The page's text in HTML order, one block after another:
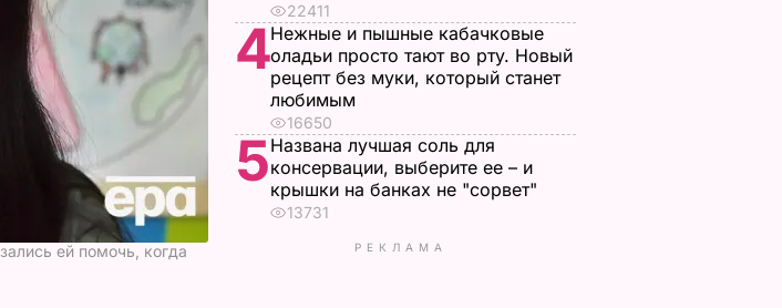
ей помочь, когда
22411
4Нежные и пышные кабачковые
оладьи просто тают во рту. Новый
рецепт без муки, который станет
любимым
16650
5Названа лучшая соль для
консервации, выберите ее – и
крышки на банках не "сорвет"
13731
РЕКЛАМА